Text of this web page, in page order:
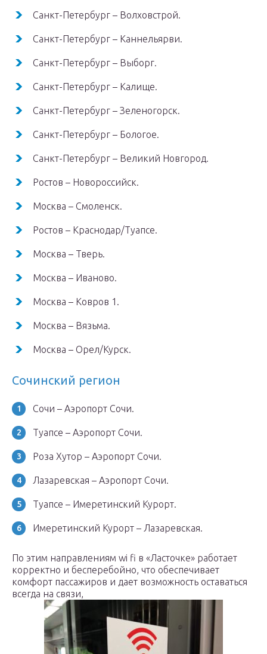
Санкт-Петербург – Волховстрой.
Санкт-Петербург – Каннельярви.
Санкт-Петербург – Выборг.
Санкт-Петербург – Калище.
Санкт-Петербург – Зеленогорск.
Санкт-Петербург – Бологое.
Санкт-Петербург – Великий Новгород.
Ростов – Новороссийск.
Москва – Смоленск.
Ростов – Краснодар/Туапсе.
Москва – Тверь.
Москва – Иваново.
Москва – Ковров 1.
Москва – Вязьма.
Москва – Орел/Курск.
Сочинский регион
Сочи – Аэропорт Сочи.
Туапсе – Аэропорт Сочи.
Роза Хутор – Аэропорт Сочи.
Лазаревская – Аэропорт Сочи.
Туапсе – Имеретинский Курорт.
Имеретинский Курорт – Лазаревская.
По этим направлениям wi fi в «Ласточке» работает
корректно и бесперебойно, что обеспечивает
комфорт пассажиров и дает возможность оставаться
всегда на связи,